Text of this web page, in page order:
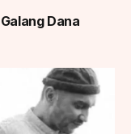
Dana